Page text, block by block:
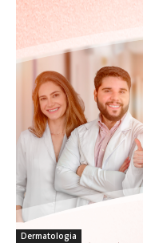
Dermatologia